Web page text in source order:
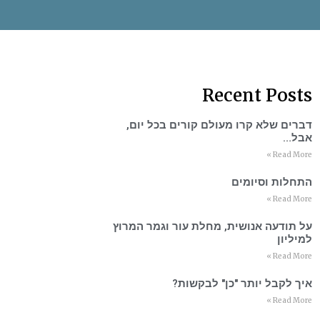
Recent Posts
דברים שלא קרו מעולם קורים בכל יום,
אבל…
Read More »
התחלות וסיומים
Read More »
על תודעה אנושית, מחלת עור וגמר המרוץ
למיליון
Read More »
איך לקבל יותר "כן" לבקשות?
Read More »